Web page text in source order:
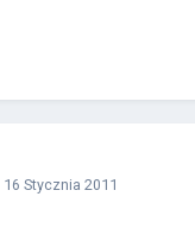
16 Stycznia 2011